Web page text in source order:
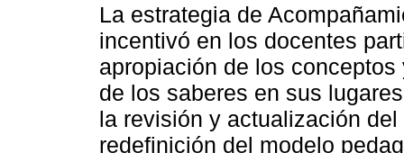
La estrategia de
incentivó en los docentes
apropiación de los conceptos
de los saberes en sus
la revisión y actualización
redefinición del modelo